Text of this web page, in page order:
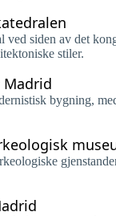
ved siden av det
stiler.
Madrid
bygning,